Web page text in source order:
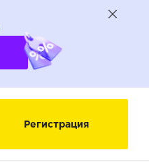
Регистрация